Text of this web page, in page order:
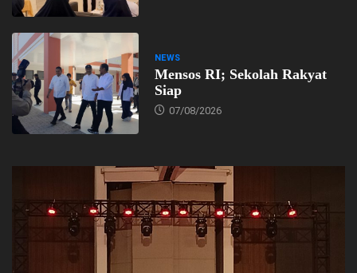
NEWS
Mensos RI; Sekolah Rakyat
Siap
07/08/2026